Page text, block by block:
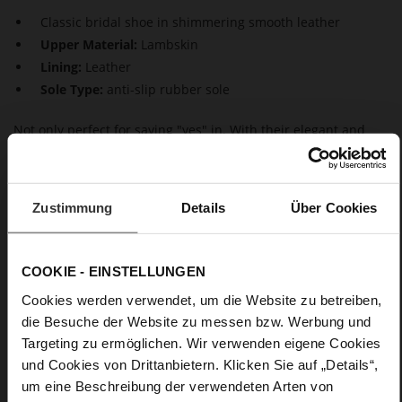
Zustimmung Details Über Cookies
COOKIE - EINSTELLUNGEN
Cookies werden verwendet, um die Website zu betreiben,
die Besuche der Website zu messen bzw. Werbung und
Targeting zu ermöglichen. Wir verwenden eigene Cookies
und Cookies von Drittanbietern. Klicken Sie auf „Details“,
um eine Beschreibung der verwendeten Arten von
Classic bridal shoe in shimmering smooth leather
Upper Material: Lambskin
Lining: Leather
Sole Type: anti-slip rubber sole
Not only perfect for saying "yes" in. With their elegant and
plain design, these Högl smooth leather pumps are a timeless
footwear choice. They are predestined to be worn as bridal
shoes, as their feminine sophistication complements all styles
of wedding dress. However, these kitten heel pumps are also
a versatile everyday footwear option.
Details
More
Information
anti-slip rubber sole
Leather
F 1/2
Made in Europe, Upper Material (LEATHER